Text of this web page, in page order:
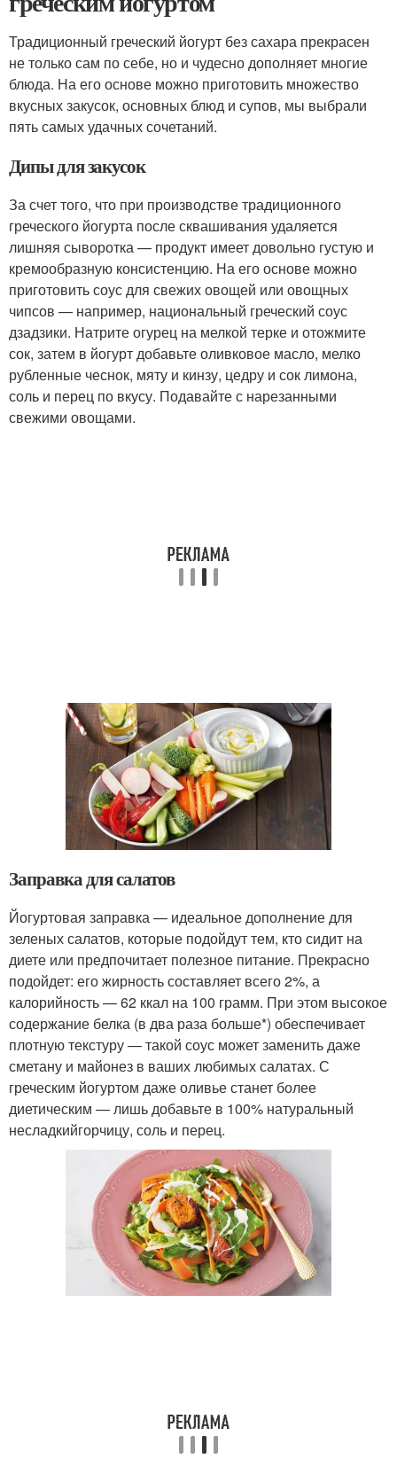
Традиционный греческий йогурт без сахара прекрасен
не только сам по себе, но и чудесно дополняет многие
блюда. На его основе можно приготовить множество
вкусных закусок, основных блюд и супов, мы выбрали
пять самых удачных сочетаний. ​
Дипы для закусок
За счет того, что при производстве традиционного
греческого йогурта после сквашивания удаляется
лишняя сыворотка — продукт имеет довольно густую и
кремообразную консистенцию. На его основе можно
приготовить соус для свежих овощей или овощных
чипсов — например, национальный греческий соус
дзадзики. Натрите огурец на мелкой терке и отожмите
сок, затем в йогурт добавьте оливковое масло, мелко
рубленные чеснок, мяту и кинзу, цедру и сок лимона,
соль и перец по вкусу. Подавайте с нарезанными
свежими овощами.
Заправка для салатов
Йогуртовая заправка — идеальное дополнение для
зеленых салатов, которые подойдут тем, кто сидит на
диете или предпочитает полезное питание. Прекрасно
подойдет: его жирность составляет всего 2%, а
калорийность — 62 ккал на 100 грамм. При этом высокое
содержание белка (в два раза больше*) обеспечивает
плотную текстуру — такой соус может заменить даже
сметану и майонез в ваших любимых салатах. С
греческим йогуртом даже оливье станет более
диетическим — лишь добавьте в 100% натуральный
несладкийгорчицу, соль и перец.